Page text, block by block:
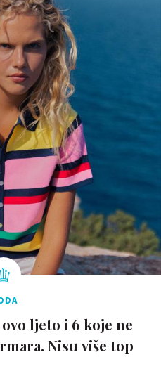
ljeto i 6 koje ne
Nisu više top